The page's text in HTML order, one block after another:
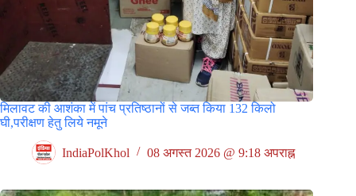
मिलावट की आशंका में पांच प्रतिष्ठानों से जब्त किया 132 किलो
घी,परीक्षण हेतु लिये नमूने
IndiaPolKhol 08 अगस्त 2026 @ 9:18 अपराह्न